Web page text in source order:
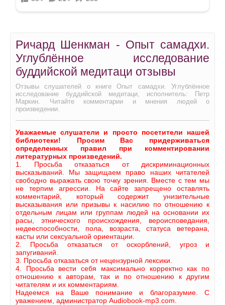
Ричард Шенкман - Опыт самадхи.
Углублённое исследование
буддийской медитаци отзывы
Отзывы слушателей о книге Опыт самадхи. Углублённое
исследование буддийской медитаци, исполнитель: Петр
Маркин. Читайте комментарии и мнения людей о
произведении.
Уважаемые слушатели и просто посетители нашей
библиотеки! Просим Вас придерживаться
определенных правил при комментировании
литературных произведений.
1. Просьба отказаться от дискриминационных
высказываний. Мы защищаем право наших читателей
свободно выражать свою точку зрения. Вместе с тем мы
не терпим агрессии. На сайте запрещено оставлять
комментарий, который содержит унизительные
высказывания или призывы к насилию по отношению к
отдельным лицам или группам людей на основании их
расы, этнического происхождения, вероисповедания,
недееспособности, пола, возраста, статуса ветерана,
касты или сексуальной ориентации.
2. Просьба отказаться от оскорблений, угроз и
запугиваний.
3. Просьба отказаться от нецензурной лексики.
4. Просьба вести себя максимально корректно как по
отношению к авторам, так и по отношению к другим
читателям и их комментариям.
Надеемся на Ваше понимание и благоразумие. С
уважением, администратор Audiobook-mp3.com.